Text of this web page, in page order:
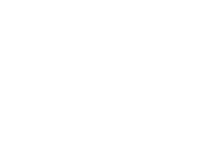
nicht verfügbar.)